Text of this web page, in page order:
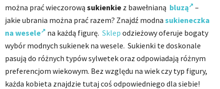
można prać wieczorową sukienkie z bawełnianą bluzą
–
jakie ubrania można prać razem? Znajdź modna sukieneczka
na wesele
na każdą figurę. Sklep odzieżowy oferuje bogaty
wybór modnych sukienek na wesele. Sukienki te doskonale
pasują do różnych typów sylwetek oraz odpowiadają różnym
preferencjom wiekowym. Bez względu na wiek czy typ figury,
każda kobieta znajdzie tutaj coś odpowiedniego dla siebie!